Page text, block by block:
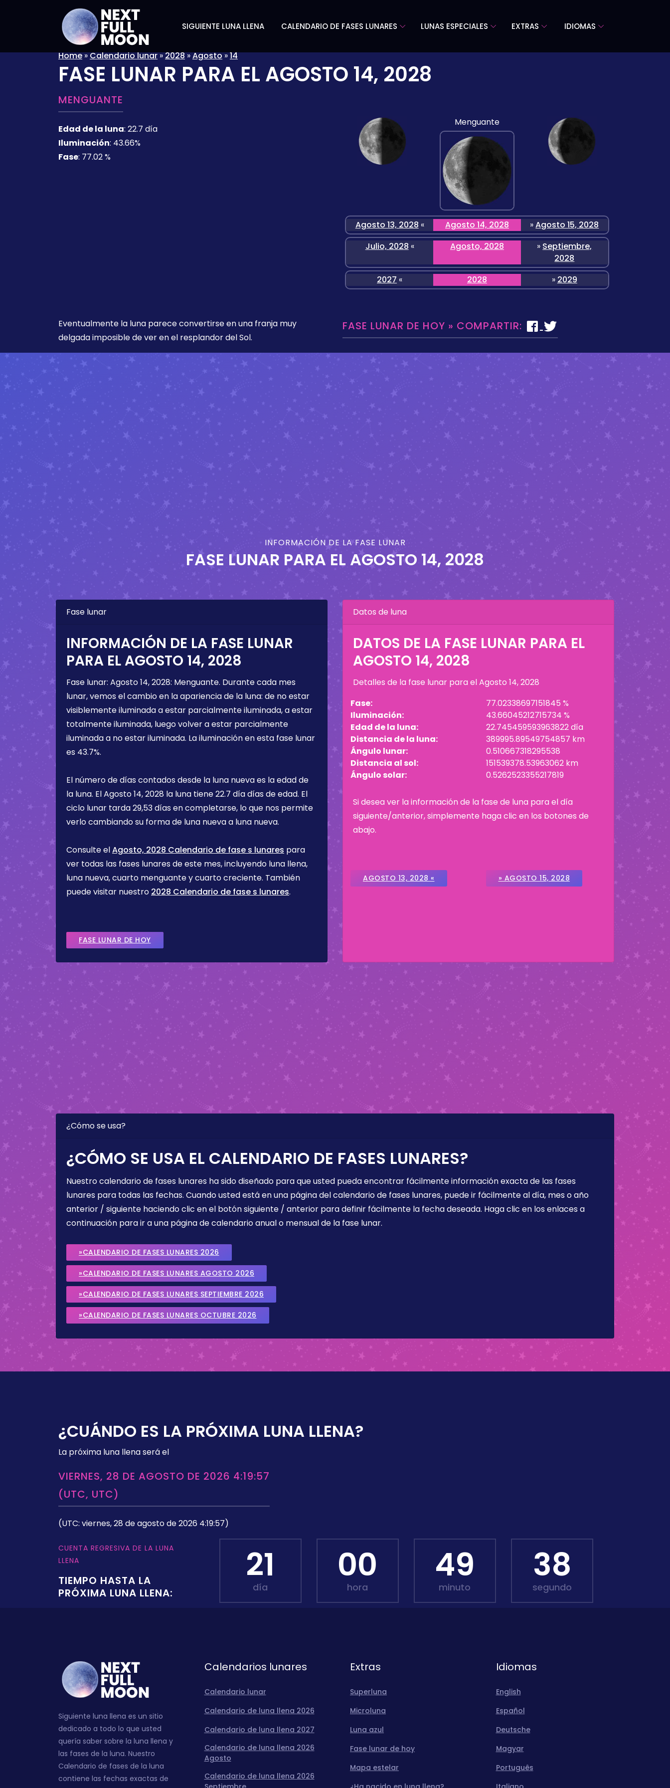
SIGUIENTE LUNA LLENA CALENDARIO DE FASES LUNARES LUNAS ESPECIALES EXTRAS IDIOMAS
Home»Calendario lunar»2028»Agosto»14
FASE LUNAR PARA EL AGOSTO 14, 2028
MENGUANTE
Edad de la luna: 22.7 día
Iluminación: 43.66%
Fase: 77.02 %
Menguante
Agosto 13, 2028 « Agosto 14, 2028 »Agosto 15, 2028
Julio, 2028 « Agosto, 2028 » Septiembre,
2028
2027 « 2028 » 2029
Eventualmente la luna parece convertirse en una franja muy
delgada imposible de ver en el resplandor del Sol.
FASE LUNAR DE HOY » COMPARTIR:
INFORMACIÓN DE LA FASE LUNAR
FASE LUNAR PARA EL AGOSTO 14, 2028
Fase lunar
INFORMACIÓN DE LA FASE LUNAR
PARA EL AGOSTO 14, 2028
Fase lunar: Agosto 14, 2028: Menguante. Durante cada mes
lunar, vemos el cambio en la apariencia de la luna: de no estar
visiblemente iluminada a estar parcialmente iluminada, a estar
totalmente iluminada, luego volver a estar parcialmente
iluminada a no estar iluminada. La iluminación en esta fase lunar
es 43.7%.
El número de días contados desde la luna nueva es la edad de
la luna. ElAgosto 14, 2028 la luna tiene22.7 díadías de edad. El
ciclo lunar tarda 29,53 días en completarse, lo que nos permite
verlo cambiando su forma de luna nueva a luna nueva.
Consulte elAgosto, 2028 Calendario de fase s lunares para
ver todas las fases lunares de este mes, incluyendo luna llena,
luna nueva, cuarto menguante y cuarto creciente. También
puede visitar nuestro 2028 Calendario de fase s lunares.
FASE LUNAR DE HOY
Datos de luna
DATOS DE LA FASE LUNAR PARA EL
AGOSTO 14, 2028
Detalles de la fase lunar para elAgosto 14, 2028
Fase:
77.02338697151845 %
Iluminación:
43.66045212715734 %
Edad de la luna:
22.745459593963822 día
Distancia de la luna:
389995.89549754857 km
Ángulo lunar:
0.510667318295538
Distancia al sol:
151539378.53963062 km
Ángulo solar:
0.5262523355217819
Si desea ver la información de la fase de luna para el día
siguiente/anterior, simplemente haga clic en los botones de
abajo.
AGOSTO 13, 2028 « » AGOSTO 15, 2028
¿Cómo se usa?
¿CÓMO SE USA EL CALENDARIO DE FASES LUNARES?
Nuestro calendario de fases lunares ha sido diseñado para que usted pueda encontrar fácilmente información exacta de las fases
lunares para todas las fechas. Cuando usted está en una página del calendario de fases lunares, puede ir fácilmente al día, mes o año
anterior / siguiente haciendo clic en el botón siguiente / anterior para definir fácilmente la fecha deseada. Haga clic en los enlaces a
continuación para ir a una página de calendario anual o mensual de la fase lunar.
»CALENDARIO DE FASES LUNARES 2026
»CALENDARIO DE FASES LUNARES AGOSTO 2026
»CALENDARIO DE FASES LUNARES SEPTIEMBRE 2026
»CALENDARIO DE FASES LUNARES OCTUBRE 2026
¿CUÁNDO ES LA PRÓXIMA LUNA LLENA?
La próxima luna llena será el
VIERNES, 28 DE AGOSTO DE 2026 4:19:57
(UTC, UTC)
(UTC: viernes, 28 de agosto de 2026 4:19:57)
CUENTA REGRESIVA DE LA LUNA
LLENA
TIEMPO HASTA LA
PRÓXIMA LUNA LLENA:
21
día
00
hora
49
minuto
36
segundo
Siguiente luna llena es un sitio
dedicado a todo lo que usted
quería saber sobre la luna llena y
las fases de la luna. Nuestro
Calendario de fases de la luna
contiene las fechas exactas de
Calendarios lunares
Calendario lunar
Calendario de luna llena 2026
Calendario de luna llena 2027
Calendario de luna llena 2026
Agosto
Calendario de luna llena 2026
Extras
Superluna
Microluna
Luna azul
Fase lunar de hoy
Mapa estelar
Idiomas
English
Español
Deutsche
Magyar
Português